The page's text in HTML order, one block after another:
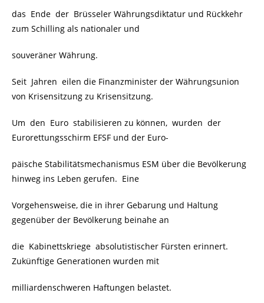
das Ende der Brüsseler Währungsdiktatur und Rückkehr
zum Schilling als nationaler und
souveräner Währung.
Seit Jahren eilen die Finanzminister der Währungsunion
von Krisensitzung zu Krisensitzung.
Um den Euro stabilisieren zu können, wurden der
Eurorettungsschirm EFSF und der Euro-
päische Stabilitätsmechanismus ESM über die Bevölkerung
hinweg ins Leben gerufen. Eine
Vorgehensweise, die in ihrer Gebarung und Haltung
gegenüber der Bevölkerung beinahe an
die Kabinettskriege absolutistischer Fürsten erinnert.
Zukünftige Generationen wurden mit
milliardenschweren Haftungen belastet.